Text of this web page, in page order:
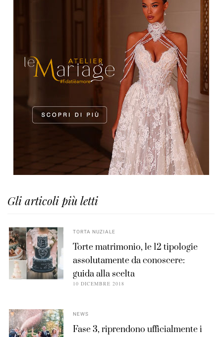
Gli articoli più letti
TORTA NUZIALE
Torte matrimonio, le 12 tipologie
assolutamente da conoscere:
guida alla scelta
10 DICEMBRE 2018
NEWS
Fase 3, riprendono ufficialmente i